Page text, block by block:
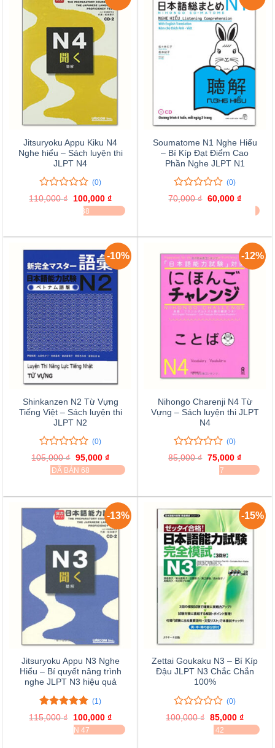
Jitsuryoku Appu Kiku N4
Nghe hiểu – Sách luyện thi
JLPT N4
0
trên
0
giá
(0)
110,000₫ Giá
gốc
100,000 ₫Giá
hiện
tại
ĐÃ BÁN 38
Soumatome N1 Nghe Hiểu
– Bí Kíp Đạt Điểm Cao
Phần Nghe JLPT N1
0
trên
0
giá
(0)
70,000₫ Giá
60,000 ₫Giá
hiện
-10%
Shinkanzen N2 Từ Vựng
Tiếng Việt – Sách luyện thi
JLPT N2
0
trên
0
giá
(0)
105,000₫ Giá
gốc
là:
95,000 ₫Giá
hiện
tại
ĐÃ BÁN 68
-12%
Nihongo Charenji N4 Từ
Vựng – Sách luyện thi JLPT
N4
0
trên
0
giá
(0)
85,000₫ Giá
gốc
75,000 ₫Giá
hiện
tại
ĐÃ BÁN 37
-13%
Jitsuryoku Appu N3 Nghe
Hiểu – Bí quyết nâng trình
nghe JLPT N3 hiệu quả
5.00trên 5
1
đánh giá
(1)
115,000₫
Giá
gốc
là:
100,000 ₫Giá
hiện
tại
ĐÃ BÁN 47
-15%
Zettai Goukaku N3 – Bí Kíp
Đậu JLPT N3 Chắc Chắn
100%
0
trên
0
(0)
100,000₫ Giá
gốc
là:
85,000 ₫Giá
hiện
tại
ĐÃ BÁN 42